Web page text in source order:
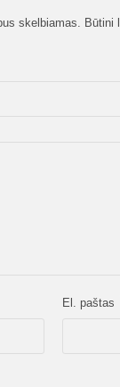
skelbiamas. Būtini
El. paštas